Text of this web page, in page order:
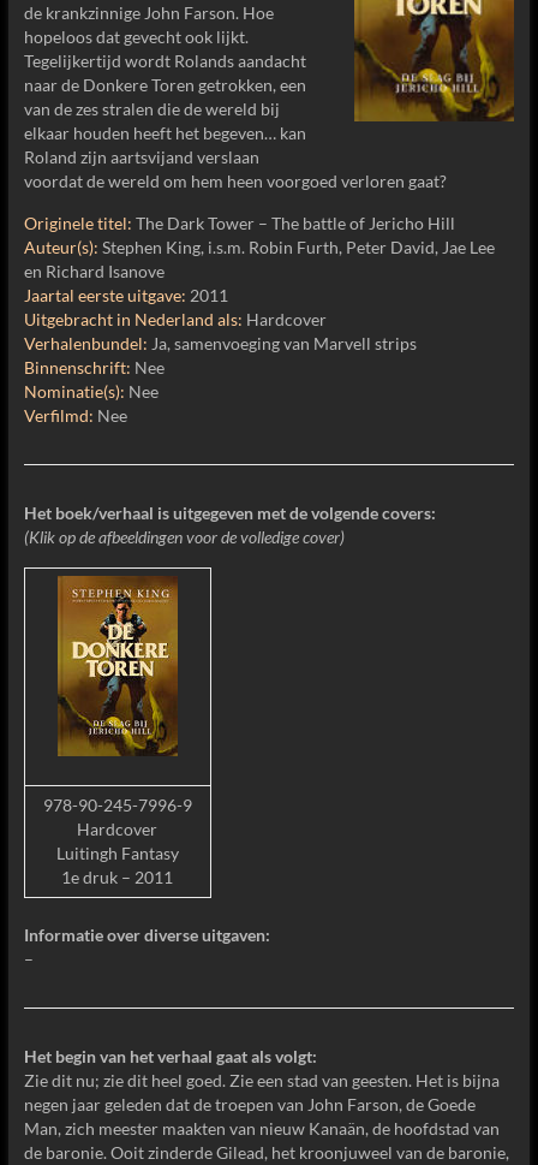
de krankzinnige John Farson. Hoe
hopeloos dat gevecht ook lijkt.
Tegelijkertijd wordt Rolands aandacht
naar de Donkere Toren getrokken, een
van de zes stralen die de wereld bij
elkaar houden heeft het begeven… kan
Roland zijn aartsvijand verslaan
voordat de wereld om hem heen voorgoed verloren gaat?
Originele titel: The Dark Tower – The battle of Jericho Hill
Auteur(s): Stephen King, i.s.m. Robin Furth, Peter David, Jae Lee
en Richard Isanove
Jaartal eerste uitgave: 2011
Uitgebracht in Nederland als: Hardcover
Verhalenbundel: Ja, samenvoeging van Marvell strips
Binnenschrift: Nee
Nominatie(s): Nee
Verfilmd: Nee
Het boek/verhaal is uitgegeven met de volgende covers:
(Klik op de afbeeldingen voor de volledige cover)
978-90-245-7996-9
Hardcover
Luitingh Fantasy
1e druk – 2011
Informatie over diverse uitgaven:
–
Het begin van het verhaal gaat als volgt:
Zie dit nu; zie dit heel goed. Zie een stad van geesten. Het is bijna
negen jaar geleden dat de troepen van John Farson, de Goede
Man, zich meester maakten van nieuw Kanaän, de hoofdstad van
de baronie. Ooit zinderde Gilead, het kroonjuweel van de baronie,